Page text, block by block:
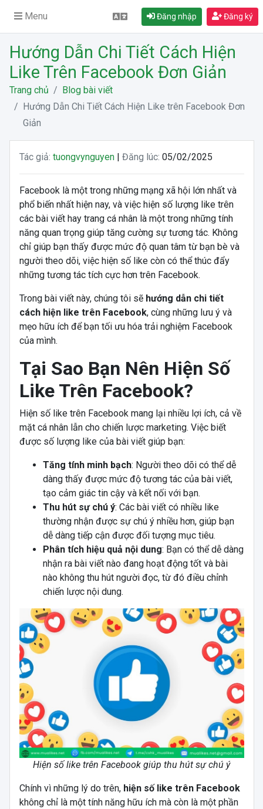
Menu Đăng nhập Đăng ký
Hướng Dẫn Chi Tiết Cách Hiện
Like Trên Facebook Đơn Giản
Trang chủ
Blog bài viết
Hướng Dẫn Chi Tiết Cách Hiện Like trên Facebook Đơn
Giản
Tác giả: tuongvynguyen| Đăng lúc: 05/02/2025
Facebook là một trong những mạng xã hội lớn nhất và
phổ biến nhất hiện nay, và việc hiện số lượng like trên
các bài viết hay trang cá nhân là một trong những tính
năng quan trọng giúp tăng cường sự tương tác. Không
chỉ giúp bạn thấy được mức độ quan tâm từ bạn bè và
người theo dõi, việc hiện số like còn có thể thúc đẩy
những tương tác tích cực hơn trên Facebook.
Trong bài viết này, chúng tôi sẽ hướng dẫn chi tiết
cách hiện like trên Facebook, cùng những lưu ý và
mẹo hữu ích để bạn tối ưu hóa trải nghiệm Facebook
của mình.
Tại Sao Bạn Nên Hiện Số
Like Trên Facebook?
Hiện số like trên Facebook mang lại nhiều lợi ích, cả về
mặt cá nhân lẫn cho chiến lược marketing. Việc biết
được số lượng like của bài viết giúp bạn:
Tăng tính minh bạch: Người theo dõi có thể dễ
dàng thấy được mức độ tương tác của bài viết,
tạo cảm giác tin cậy và kết nối với bạn.
Thu hút sự chú ý: Các bài viết có nhiều like
thường nhận được sự chú ý nhiều hơn, giúp bạn
dễ dàng tiếp cận được đối tượng mục tiêu.
Phân tích hiệu quả nội dung: Bạn có thể dễ dàng
nhận ra bài viết nào đang hoạt động tốt và bài
nào không thu hút người đọc, từ đó điều chỉnh
chiến lược nội dung.
Hiện số like trên Facebook giúp thu hút sự chú ý
Chính vì những lý do trên, hiện số like trên Facebook
không chỉ là một tính năng hữu ích mà còn là một phần